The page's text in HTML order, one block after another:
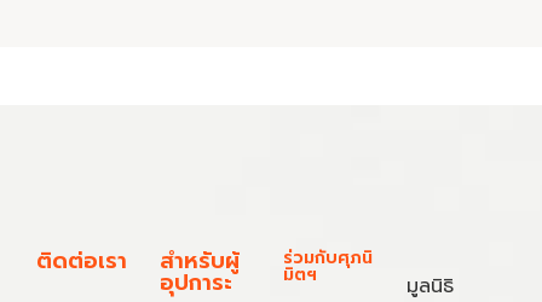
ติดต่อเรา สำหรับผู้
อุปการะ
ร่วมกับศุภนิ
มิตฯ
มูลนิธิ